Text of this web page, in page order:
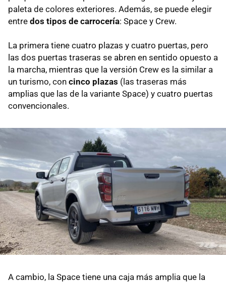
paleta de colores exteriores. Además, se puede elegir
entre dos tipos de carrocería: Space y Crew.
La primera tiene cuatro plazas y cuatro puertas, pero
las dos puertas traseras se abren en sentido opuesto a
la marcha, mientras que la versión Crew es la similar a
un turismo, con cinco plazas (las traseras más
amplias que las de la variante Space) y cuatro puertas
convencionales.
A cambio, la Space tiene una caja más amplia que la